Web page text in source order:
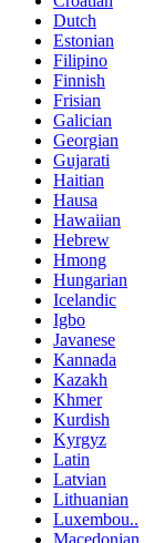
Dutch
Estonian
Filipino
Finnish
Frisian
Galician
Georgian
Gujarati
Haitian
Hausa
Hawaiian
Hebrew
Hmong
Hungarian
Icelandic
Igbo
Javanese
Kannada
Kazakh
Khmer
Kurdish
Kyrgyz
Latin
Latvian
Lithuanian
Luxembou..